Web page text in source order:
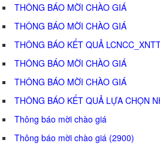
THÔNG BÁO MỜI CHÀO GIÁ
THÔNG BÁO MỜI CHÀO GIÁ
THÔNG BÁO KẾT QUẢ
THÔNG BÁO MỜI CHÀO GIÁ
THÔNG BÁO MỜI CHÀO GIÁ
THÔNG BÁO KẾT QUẢ LỰA CHỌN
Thông báo mời chào giá
Thông báo mời chào giá (2900)